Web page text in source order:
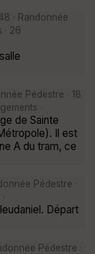
· Randonnée
· 26
Pédestre · 18
·
de Sainte
Il est
A du tram, ce
Pédestre ·
Départ
Pédestre ·